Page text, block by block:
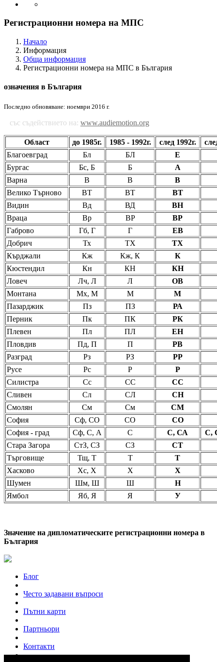
Регистрационни номера на МПС
Начало
Информация
Обща информация
Регистрационни номера на МПС в България
означения в България
Последно обновяване: ноември 2016 г.
със съдействието на: www.audiemotion.org
Област до 1985г. 1985 - 1992г. след 1992г.
Благоевград
Бл БЛ
Е
Бургас
Бс, Б Б
А
Варна
В В
В
Велико Търново
ВТ ВТ
ВТ
Видин
Вд ВД
ВН
Враца
Вр ВР
ВР
Габрово
Гб, Г Г
ЕВ
Добрич
Тх ТХ
ТХ
Кърджали
Кж Кж, К
К
Кюстендил
Кн КН
КН
Ловеч
Лч, Л Л
ОВ
Монтана
Мх, М М
М
Пазарджик
Пз ПЗ
РА
Перник
Пк ПК
РК
Плевен
Пл ПЛ
ЕН
Пловдив
Пд, П П
РВ
Разград
Рз РЗ
РР
Русе
Рс Р
Р
Силистра
Сс СС
СС
Сливен
Сл СЛ
СН
Смолян
См См
СМ
София
Сф, СО СО
СО
София - град
Сф, С, А С С, СА
С,
Стара Загора
СтЗ, СЗ СЗ
СТ
Търговище
Тщ, Т Т
Т
Хасково
Хс, Х Х
Х
Шумен
Шм, Ш Ш
Н
Ямбол
Яб, Я Я У
Значение на дипломатическите регистрационни номера в
България
Блог
Често задавани въпроси
Пътни карти
Партньори
Контакти